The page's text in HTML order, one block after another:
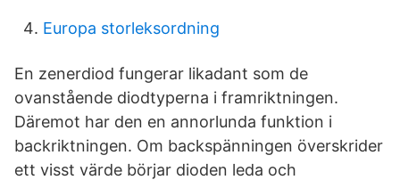
Europa storleksordning
En zenerdiod fungerar likadant som de
ovanstående diodtyperna i framriktningen.
Däremot har den en annorlunda funktion i
backriktningen. Om backspänningen överskrider
ett visst värde börjar dioden leda och